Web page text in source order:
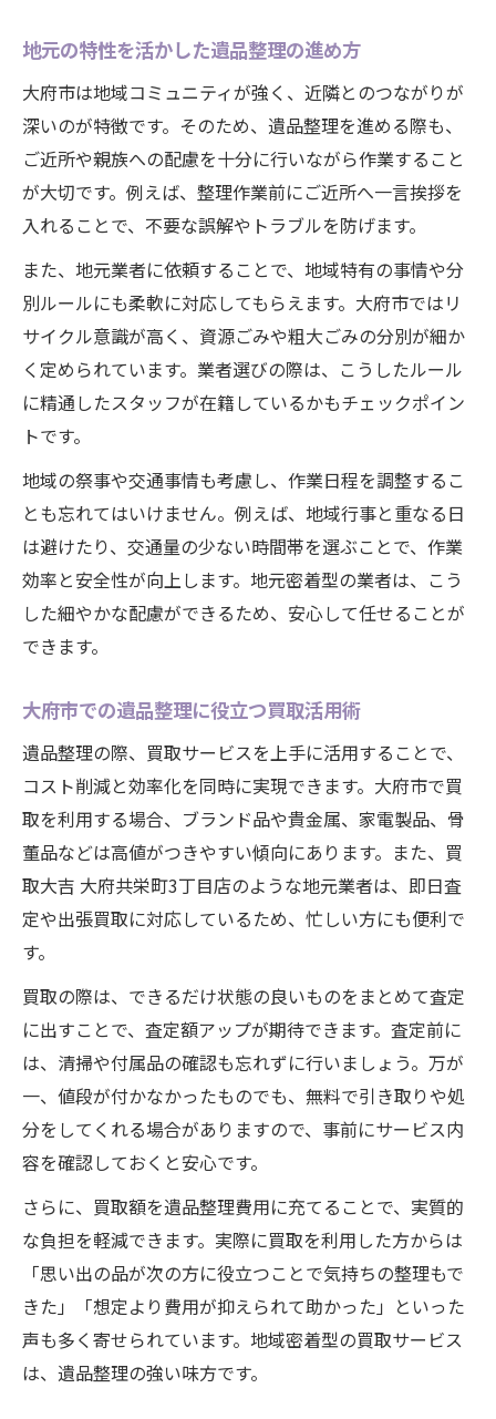
地元の特性を活かした遺品整理の進め方
大府市は地域コミュニティが強く、近隣とのつながりが
深いのが特徴です。そのため、遺品整理を進める際も、
ご近所や親族への配慮を十分に行いながら作業すること
が大切です。例えば、整理作業前にご近所へ一言挨拶を
入れることで、不要な誤解やトラブルを防げます。
また、地元業者に依頼することで、地域特有の事情や分
別ルールにも柔軟に対応してもらえます。大府市ではリ
サイクル意識が高く、資源ごみや粗大ごみの分別が細か
く定められています。業者選びの際は、こうしたルール
に精通したスタッフが在籍しているかもチェックポイン
トです。
地域の祭事や交通事情も考慮し、作業日程を調整するこ
とも忘れてはいけません。例えば、地域行事と重なる日
は避けたり、交通量の少ない時間帯を選ぶことで、作業
効率と安全性が向上します。地元密着型の業者は、こう
した細やかな配慮ができるため、安心して任せることが
できます。
大府市での遺品整理に役立つ買取活用術
遺品整理の際、買取サービスを上手に活用することで、
コスト削減と効率化を同時に実現できます。大府市で買
取を利用する場合、ブランド品や貴金属、家電製品、骨
董品などは高値がつきやすい傾向にあります。また、買
取大吉 大府共栄町3丁目店のような地元業者は、即日査
定や出張買取に対応しているため、忙しい方にも便利で
す。
買取の際は、できるだけ状態の良いものをまとめて査定
に出すことで、査定額アップが期待できます。査定前に
は、清掃や付属品の確認も忘れずに行いましょう。万が
一、値段が付かなかったものでも、無料で引き取りや処
分をしてくれる場合がありますので、事前にサービス内
容を確認しておくと安心です。
さらに、買取額を遺品整理費用に充てることで、実質的
な負担を軽減できます。実際に買取を利用した方からは
「思い出の品が次の方に役立つことで気持ちの整理もで
きた」「想定より費用が抑えられて助かった」といった
声も多く寄せられています。地域密着型の買取サービス
は、遺品整理の強い味方です。